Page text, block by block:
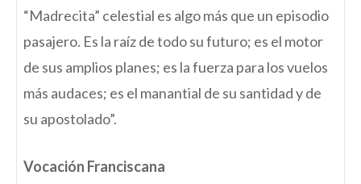
“Madrecita” celestial es algo más que un episodio
pasajero. Es la raíz de todo su futuro; es el motor
de sus amplios planes; es la fuerza para los vuelos
más audaces; es el manantial de su santidad y de
su apostolado”.
Vocación Franciscana